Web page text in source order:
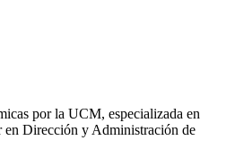
por la UCM, especializada en
Dirección y Administración de